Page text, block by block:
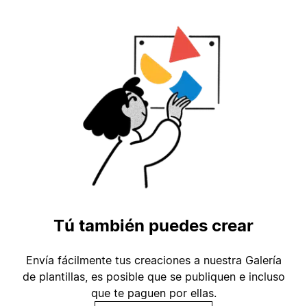
Tú también puedes crear
Envía fácilmente tus creaciones a nuestra Galería
de plantillas, es posible que se publiquen e incluso
que te paguen por ellas.